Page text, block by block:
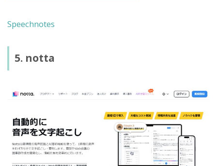
Speechnotes
5. notta